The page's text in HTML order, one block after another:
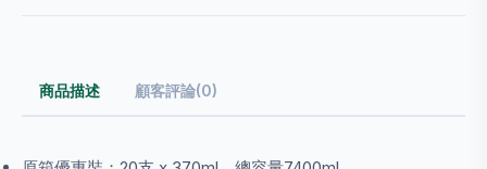
商品描述 顧客評論(0)